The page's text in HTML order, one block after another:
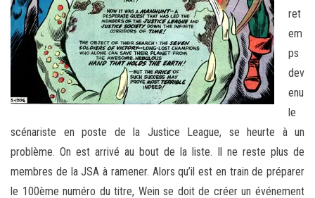
ret
em
ps
dev
enu
le
scénariste en poste de la Justice League, se heurte à un
problème. On est arrivé au bout de la liste. Il ne reste plus de
membres de la JSA à ramener. Alors qu’il est en train de préparer
le 100ème numéro du titre, Wein se doit de créer un événement